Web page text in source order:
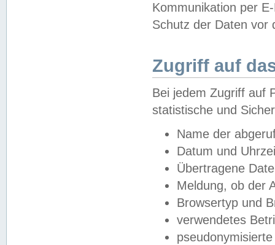
Kommunikation per
Schutz der Daten vor
Zugriff auf
Bei jedem Zugriff auf
statistische und
Name der
Datum und
Übertragene
Meldung, ob der
Browsertyp und
verwendetes